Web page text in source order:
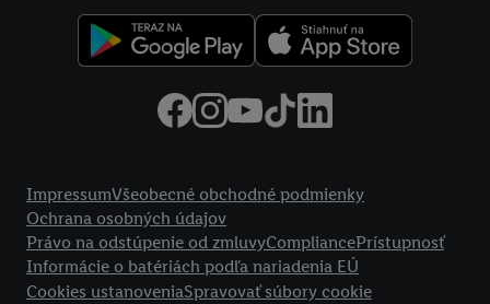
ImpressumVšeobecné obchodné podmienky
Ochrana osobných údajov
Právo na odstúpenie od zmluvyCompliancePrístupnosť
Informácie o batériách podľa nariadenia EÚ
Cookies ustanoveniaSpravovať súbory cookie
.Imprint nájdete tu.